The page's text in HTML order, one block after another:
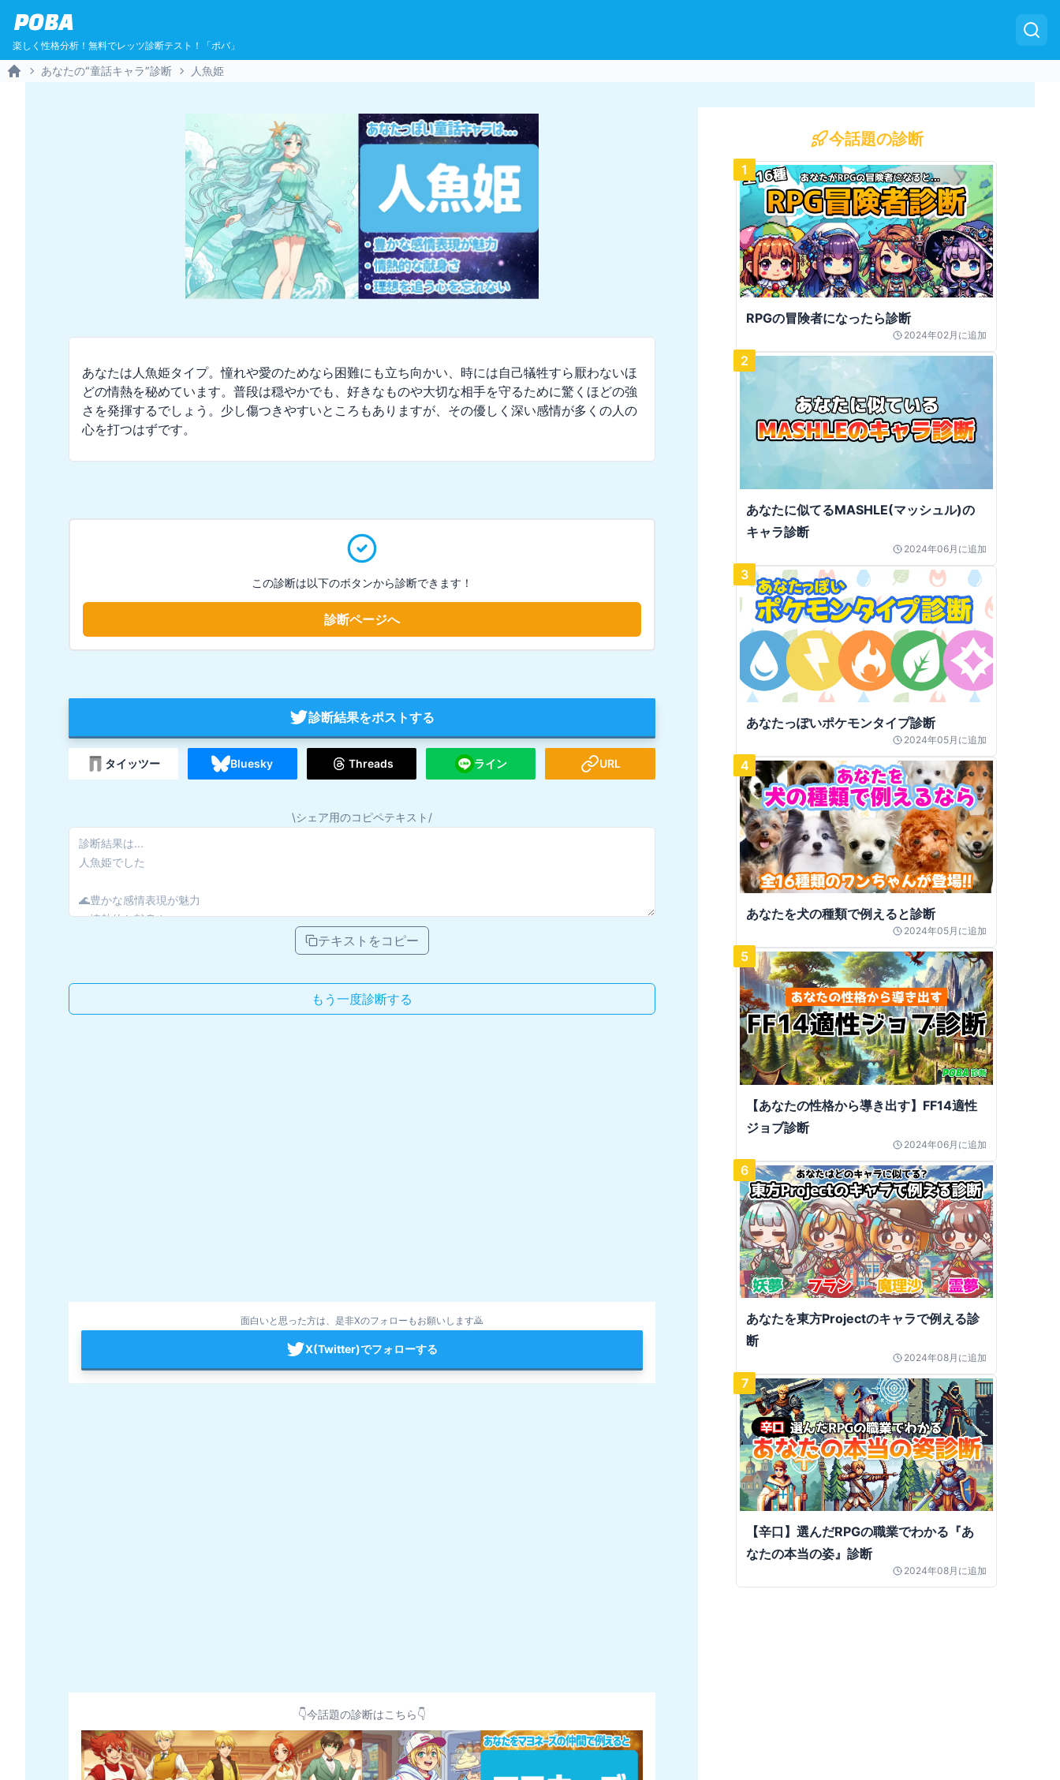
POBA
楽しく性格分析！無料でレッツ診断テスト！「ポバ」
あなたの“童話キャラ”診断 人魚姫
あなたは人魚姫タイプ。憧れや愛のためなら困難にも立ち向かい、時には自己犠牲すら厭わないほ
どの情熱を秘めています。普段は穏やかでも、好きなものや大切な相手を守るために驚くほどの強
さを発揮するでしょう。少し傷つきやすいところもありますが、その優しく深い感情が多くの人の
心を打つはずです。
この診断は以下のボタンから診断できます！
診断ページへ
診断結果をポストする
タイッツー Bluesky Threads ライン URL
\シェア用のコピペテキスト/
テキストをコピー
もう一度診断する
面白いと思った方は、是非Xのフォローもお願いします🙇
X(Twitter)でフォローする
👇今話題の診断はこちら👇
今話題の診断
1
RPGの冒険者になったら診断
2024年02月 に追加
2
あなたに似てるMASHLE(マッシュル)の
キャラ診断
2024年06月 に追加
3
あなたっぽいポケモンタイプ診断
2024年05月 に追加
4
あなたを犬の種類で例えると診断
2024年05月 に追加
5
【あなたの性格から導き出す】FF14適性
ジョブ診断
2024年06月 に追加
6
あなたを東方Projectのキャラで例える診
断
2024年08月 に追加
7
【辛口】選んだRPGの職業でわかる『あ
なたの本当の姿』診断
2024年08月 に追加